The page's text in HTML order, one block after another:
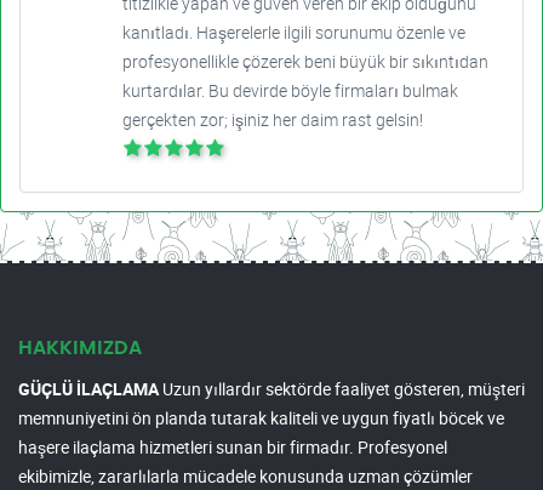
kanıtladı. Haşerelerle ilgili sorunumu özenle ve
profesyonellikle çözerek beni büyük bir sıkıntıdan
kurtardılar. Bu devirde böyle firmaları bulmak
gerçekten zor; işiniz her daim rast gelsin!
HAKKIMIZDA
GÜÇLÜ İLAÇLAMAUzun yıllardır sektörde faaliyet gösteren, müşteri
memnuniyetini ön planda tutarak kaliteli ve uygun fiyatlı böcek ve
haşere ilaçlama hizmetleri sunan bir firmadır. Profesyonel
ekibimizle, zararlılarla mücadele konusunda uzman çözümler